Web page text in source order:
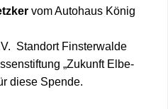
vom Autohaus König
Standort Finsterwalde
„Zukunft Elbe-
diese Spende.